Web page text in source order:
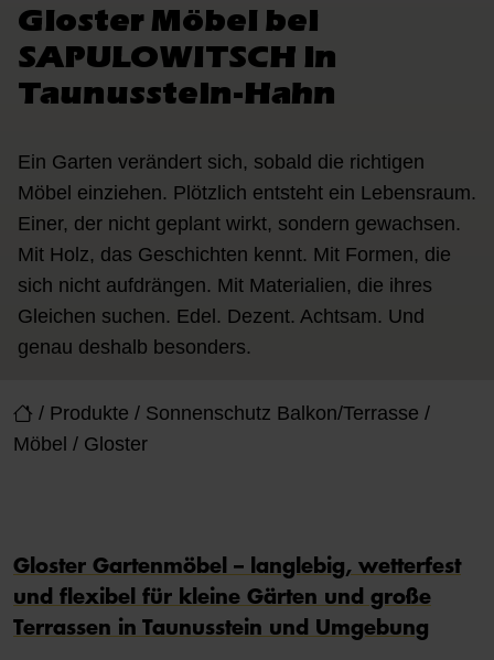
/ Produkte / Sonnenschutz Balkon/Terrasse /
Möbel / Gloster
Gloster Möbel bei
SAPULOWITSCH in
Taunusstein-Hahn
Ein Garten verändert sich, sobald die richtigen
Möbel einziehen. Plötzlich entsteht ein Lebensraum.
Einer, der nicht geplant wirkt, sondern gewachsen.
Mit Holz, das Geschichten kennt. Mit Formen, die
sich nicht aufdrängen. Mit Materialien, die ihres
Gleichen suchen. Edel. Dezent. Achtsam. Und
genau deshalb besonders.
Gloster Gartenmöbel – langlebig, wetterfest
und flexibel für kleine Gärten und große
Terrassen in Taunusstein und Umgebung